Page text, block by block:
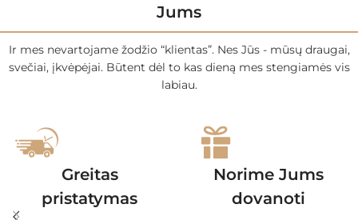
Jums
Ir mes nevartojame žodžio “klientas”. Nes Jūs - mūsų draugai,
svečiai, įkvėpėjai. Būtent dėl to kas dieną mes stengiamės vis
labiau.
Greitas
pristatymas
Norime Jums
dovanoti